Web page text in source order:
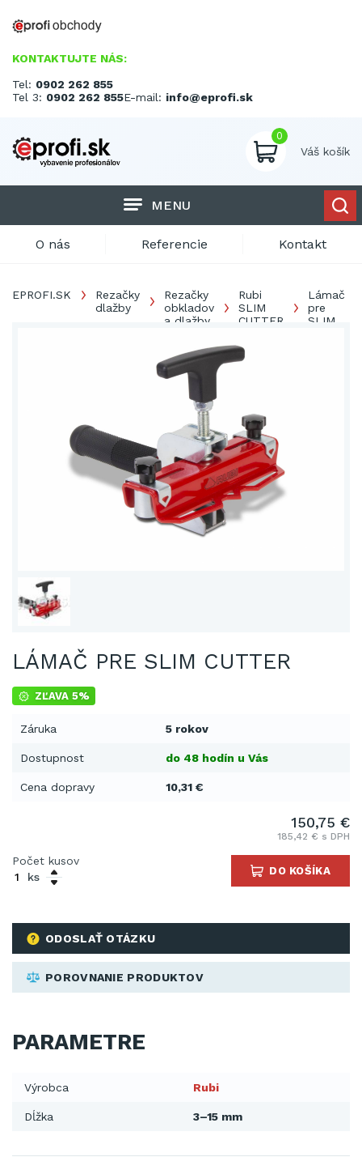
KONTAKTUJTE NÁS:
Tel: 0902 262 855
Tel 3: 0902 262 855E-mail: info@eprofi.sk
0
Váš košík
MENU
O nás Referencie Kontakt
EPROFI.SK
Rezačky
dlažby
Rezačky
obkladov
a dlažby
Rubi
SLIM
CUTTER
Lámač
pre
SLIM
LÁMAČ PRE SLIM CUTTER
ZĽAVA 5%
Záruka 5 rokov
Dostupnost do 48 hodín u Vás
Cena dopravy 10,31 €
ODOSLAŤ OTÁZKU
POROVNANIE PRODUKTOV
150,75 €
185,42 € s DPH
Počet kusov
ks
DO KOŠÍKA
PARAMETRE
Výrobca Rubi
Dĺžka 3–15 mm